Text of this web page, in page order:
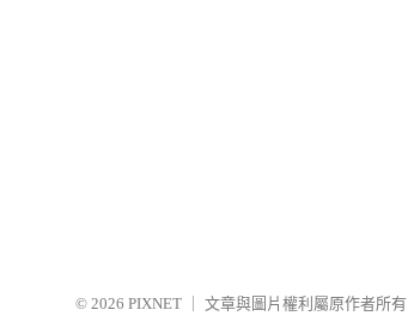
© 2026 PIXNET 文章與圖片權利屬原作者所有